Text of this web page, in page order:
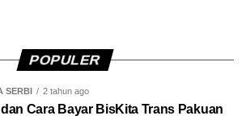
POPULER
SERBI 2 tahun ago
Cara Bayar BisKita Trans Pakuan